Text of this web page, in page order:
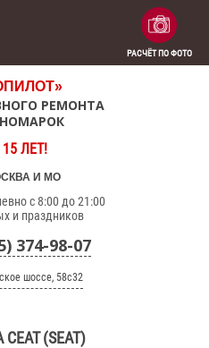
РАСЧЁТ ПО ФОТО
РЕМОНТА
ЛЕТ!
И МО
с 8:00 до 21:00
и праздников
374-98-07
шоссе, 58с32
(SEAT)